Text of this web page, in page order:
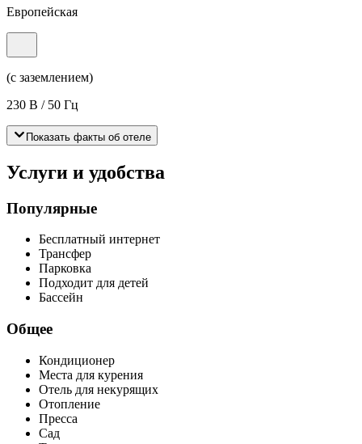
Европейская
(с заземлением)
230 В / 50 Гц
Показать факты об отеле
Услуги и удобства
Популярные
Бесплатный интернет
Трансфер
Парковка
Подходит для детей
Бассейн
Общее
Кондиционер
Места для курения
Отель для некурящих
Отопление
Пресса
Сад